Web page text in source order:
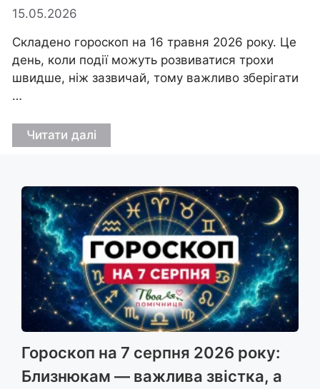
15.05.2026
Складено гороскоп на 16 травня 2026 року. Це
день, коли події можуть розвиватися трохи
швидше, ніж зазвичай, тому важливо зберігати
…
Читати далі
Гороскоп на 7 серпня 2026 року:
Близнюкам — важлива звістка, а